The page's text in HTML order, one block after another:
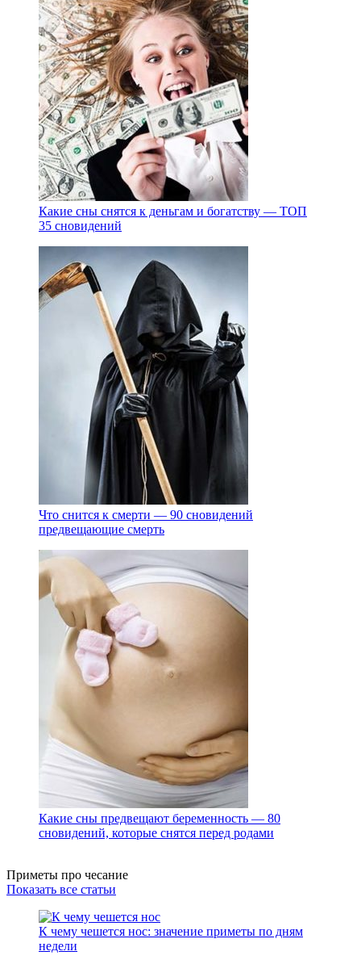
Какие сны снятся к деньгам и богатству — ТОП
35 сновидений
Что снится к смерти — 90 сновидений
предвещающие смерть
Какие сны предвещают беременность — 80
сновидений, которые снятся перед родами
Приметы про чесание
Показать все статьи
К чему чешется нос: значение приметы по дням
недели